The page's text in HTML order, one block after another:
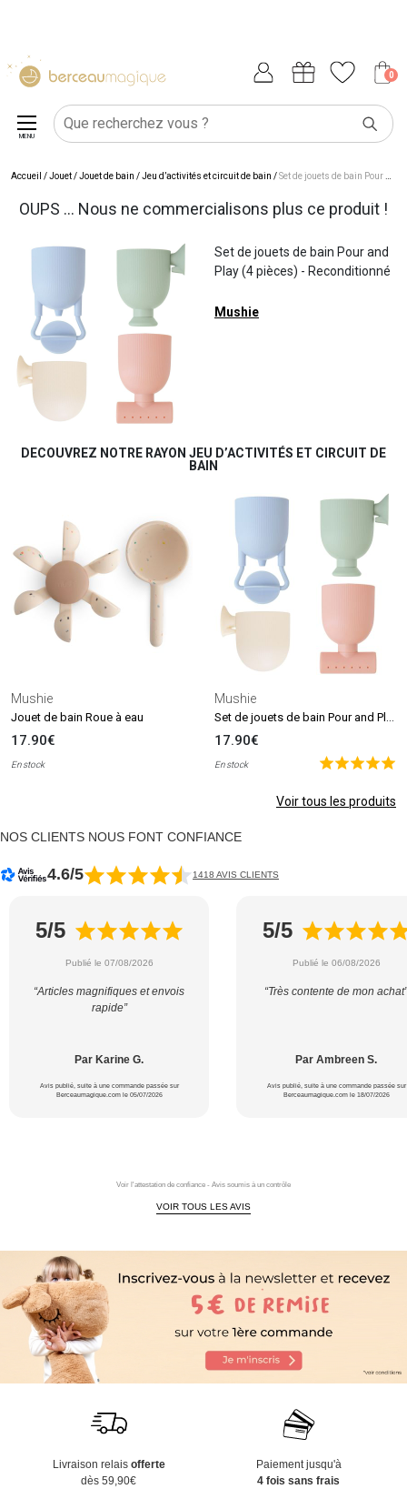
0
MENU
Accueil /Jouet/Jouet de bain /Jeu d’activités et circuit de bain /Set de jouets de bain Pour and Play (4 pièces) - Reconditionné
OUPS ... Nous ne commercialisons plus ce produit !
Set de jouets de bain Pour and
Play (4 pièces) - Reconditionné
Mushie
DECOUVREZ NOTRE RAYON JEU D’ACTIVITÉS ET CIRCUIT DE
BAIN
Mushie
Jouet de bain Roue à eau
17.90€
En stock
Mushie
17.90€
En stock
Voir tous les produits
NOS CLIENTS NOUS FONT CONFIANCE
4.6/5 1418 AVIS CLIENTS
5/5
Publié le 07/08/2026
“Articles magnifiques et envois
rapide”
Par Karine G.
Avis publié, suite à une commande passée sur
Berceaumagique.com le 05/07/2026
5/5
Publié le 06/08/2026
“Très contente de mon achat”
Par Ambreen S.
Avis publié, suite à une commande passée sur
Berceaumagique.com le 18/07/2026
Voir l'attestation de confiance - Avis soumis à un contrôle
VOIR TOUS LES AVIS
Livraison relais offerte
dès 59,90€
Paiement jusqu'à
4 fois sans frais